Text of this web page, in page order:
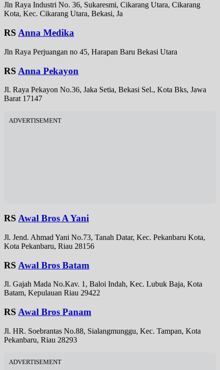
Jln Raya Industri No. 36, Sukaresmi, Cikarang Utara, Cikarang
Kota, Kec. Cikarang Utara, Bekasi, Ja
RS Anna Medika
Jln Raya Perjuangan no 45, Harapan Baru Bekasi Utara
RS Anna Pekayon
Jl. Raya Pekayon No.36, Jaka Setia, Bekasi Sel., Kota Bks, Jawa
Barat 17147
ADVERTISEMENT
RS Awal Bros A Yani
Jl. Jend. Ahmad Yani No.73, Tanah Datar, Kec. Pekanbaru Kota,
Kota Pekanbaru, Riau 28156
RS Awal Bros Batam
Jl. Gajah Mada No.Kav. 1, Baloi Indah, Kec. Lubuk Baja, Kota
Batam, Kepulauan Riau 29422
RS Awal Bros Panam
Jl. HR. Soebrantas No.88, Sialangmunggu, Kec. Tampan, Kota
Pekanbaru, Riau 28293
ADVERTISEMENT